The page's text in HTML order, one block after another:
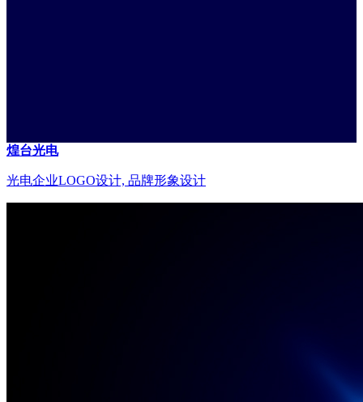
煌台光电
光电企业LOGO设计, 品牌形象设计